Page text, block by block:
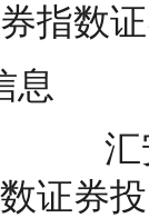
指数
息
证券